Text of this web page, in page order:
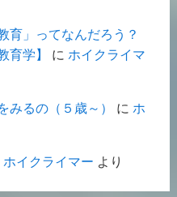
育」ってなんだろう？
育学】
に ホイクライマ
みるの（５歳～） に ホ
ホイクライマー より